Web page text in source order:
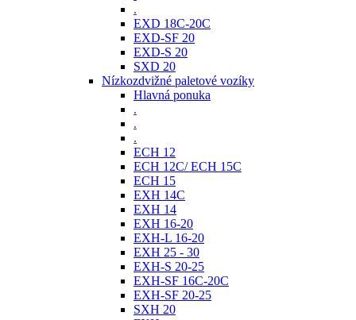
.
EXD 18C-20C
EXD-SF 20
EXD-S 20
SXD 20
Nízkozdvižné paletové vozíky
Hlavná ponuka
.
.
.
ECH 12
ECH 12C/ ECH 15C
ECH 15
EXH 14C
EXH 14
EXH 16-20
EXH-L 16-20
EXH 25 - 30
EXH-S 20-25
EXH-SF 16C-20C
EXH-SF 20-25
SXH 20